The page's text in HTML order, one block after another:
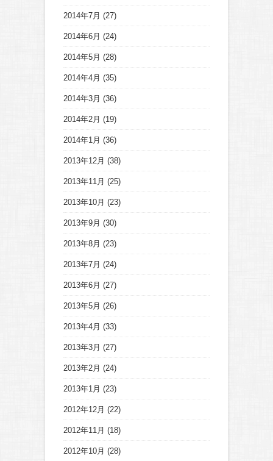
2014年7月 (27)
2014年6月 (24)
2014年5月 (28)
2014年4月 (35)
2014年3月 (36)
2014年2月 (19)
2014年1月 (36)
2013年12月 (38)
2013年11月 (25)
2013年10月 (23)
2013年9月 (30)
2013年8月 (23)
2013年7月 (24)
2013年6月 (27)
2013年5月 (26)
2013年4月 (33)
2013年3月 (27)
2013年2月 (24)
2013年1月 (23)
2012年12月 (22)
2012年11月 (18)
2012年10月 (28)